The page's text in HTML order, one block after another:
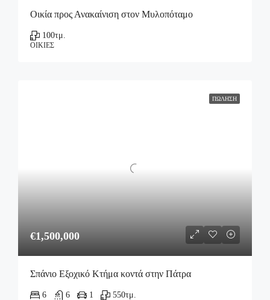
Οικία προς Ανακαίνιση στον Μυλοπόταμο
100τμ.
ΟΙΚΊΕΣ
ΠΏΛΗΣΗ
€1,500,000
Σπάνιο Εξοχικό Κτήμα κοντά στην Πάτρα
6 6 1 550τμ.